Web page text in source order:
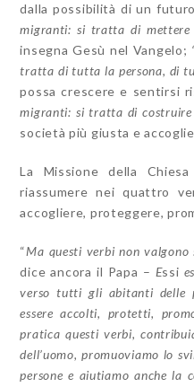
dalla possibilità di un
migranti: si tratta di
insegna Gesù nel Vangelo;
tratta di tutta la persona, di
possa crescere e sentirsi
migranti: si tratta di costruire
società più giusta e
La Missione della
riassumere nei quattro
accogliere, proteggere,
“Ma questi verbi non
dice ancora il Papa – Essi
verso tutti gli abitanti delle
essere accolti, protetti,
pratica questi verbi,
dell’uomo, promuoviamo lo
persone e aiutiamo anche la